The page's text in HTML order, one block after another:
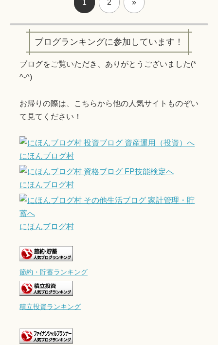
1 2 »
ブログランキングに参加しています！
ブログをご覧いただき、ありがとうございました(*
^-^)
お帰りの際は、こちらから他の人気サイトものぞい
て見てください！
にほんブログ村
にほんブログ村
にほんブログ村
節約・貯蓄ランキング
積立投資ランキング